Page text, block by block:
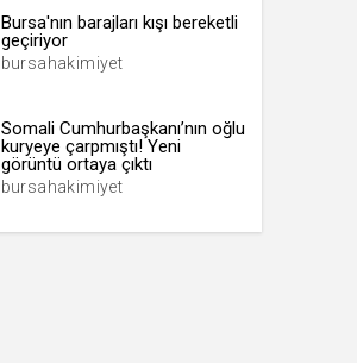
Bursa'nın barajları kışı bereketli
geçiriyor
bursahakimiyet
Somali Cumhurbaşkanı’nın oğlu
kuryeye çarpmıştı! Yeni
görüntü ortaya çıktı
bursahakimiyet